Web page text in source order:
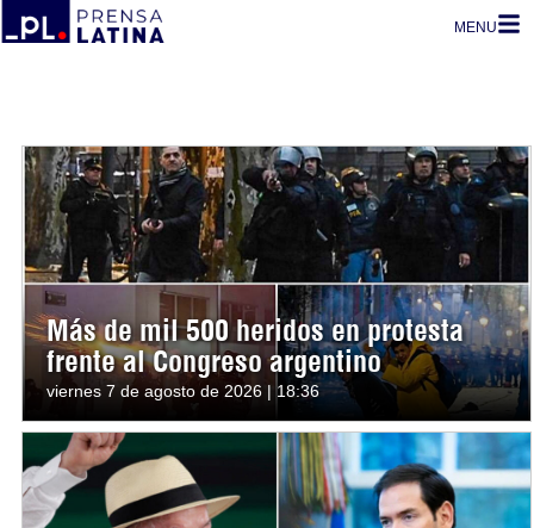
MENU
Más de mil 500 heridos en protesta
frente al Congreso argentino
viernes 7 de agosto de 2026 | 18:36